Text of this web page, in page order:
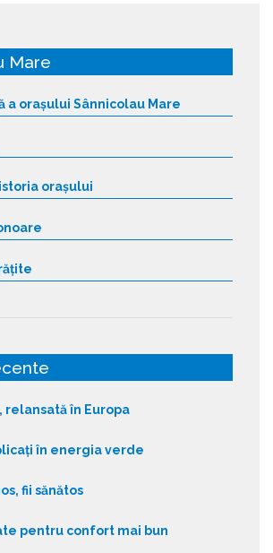
Mare
a orașului Sânnicolau Mare
orașului
în Europa
în energia verde
fii sănătos
pentru confort mai bun